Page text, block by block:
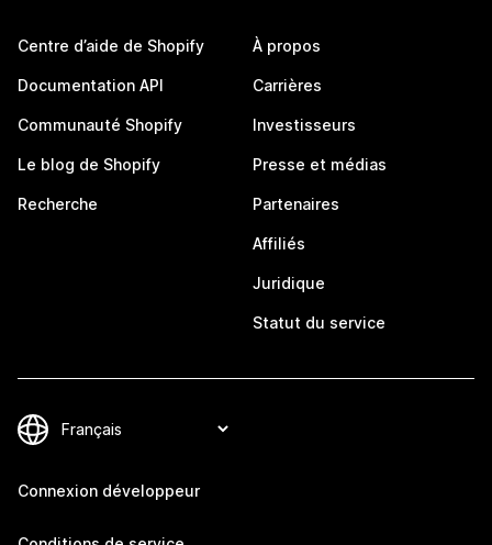
Centre d’aide de Shopify
Documentation API
Communauté Shopify
Le blog de Shopify
Recherche
À propos
Carrières
Investisseurs
Presse et médias
Partenaires
Affiliés
Juridique
Statut du service
Connexion développeur